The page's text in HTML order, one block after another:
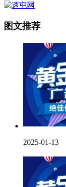
图文推荐
2025-01-13